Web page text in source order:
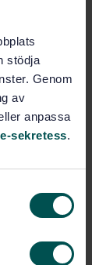
stödja
Genom
av
anpassa
sekretess.
tensile